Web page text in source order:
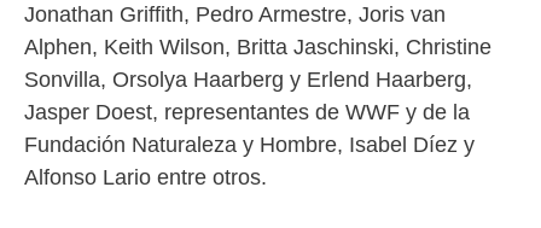
Jonathan Griffith, Pedro Armestre, Joris van
Alphen, Keith Wilson, Britta Jaschinski, Christine
Sonvilla, Orsolya Haarberg y Erlend Haarberg,
Jasper Doest, representantes de WWF y de la
Fundación Naturaleza y Hombre, Isabel Díez y
Alfonso Lario entre otros.